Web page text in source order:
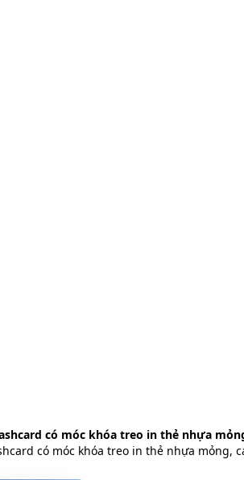
có móc khóa treo in thẻ nhựa
có móc khóa treo in thẻ nhựa mỏng,